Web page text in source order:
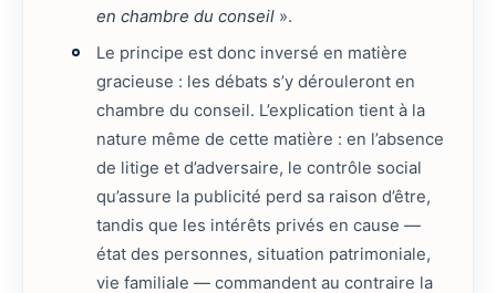
en chambre du conseil ».
Le principe est donc inversé en matière
gracieuse : les débats s’y dérouleront en
chambre du conseil. L’explication tient à la
nature même de cette matière : en l’absence
de litige et d’adversaire, le contrôle social
qu’assure la publicité perd sa raison d’être,
tandis que les intérêts privés en cause —
état des personnes, situation patrimoniale,
vie familiale — commandent au contraire la